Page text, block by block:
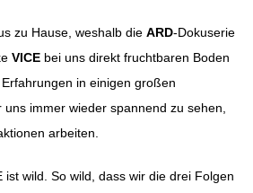
zu Hause, weshalb die ARD-Dokuserie
VICE bei uns direkt fruchtbaren Boden
in einigen großen
uns immer wieder spannend zu sehen,
arbeiten.
ist wild. So wild, dass wir die drei Folgen